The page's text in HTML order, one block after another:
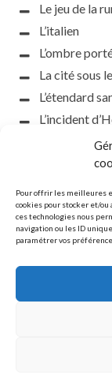
Pour offrir les meilleures
cookies pour stocker et/
ces technologies nous
navigation ou les ID
paramétrer vos
Le jeu de la
L’italien
L’ombre
La cité sous
L’étendard
L’incident
la petite
Toutes les
Que
Le silence